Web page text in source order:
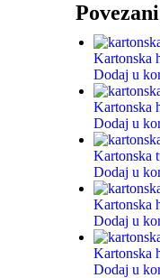
Kartonska
Dodaj u
Kartonska
Dodaj u
Kartonska
Dodaj u
Kartonska
Dodaj u
Kartonska
Dodaj u